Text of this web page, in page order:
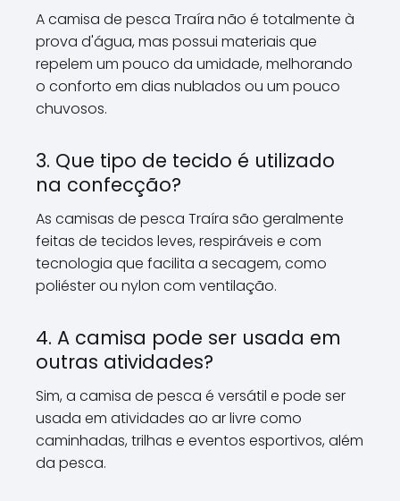
A camisa de pesca Traíra não é totalmente à
prova d'água, mas possui materiais que
repelem um pouco da umidade, melhorando
o conforto em dias nublados ou um pouco
chuvosos.
3. Que tipo de tecido é utilizado
na confecção?
As camisas de pesca Traíra são geralmente
feitas de tecidos leves, respiráveis e com
tecnologia que facilita a secagem, como
poliéster ou nylon com ventilação.
4. A camisa pode ser usada em
outras atividades?
Sim, a camisa de pesca é versátil e pode ser
usada em atividades ao ar livre como
caminhadas, trilhas e eventos esportivos, além
da pesca.